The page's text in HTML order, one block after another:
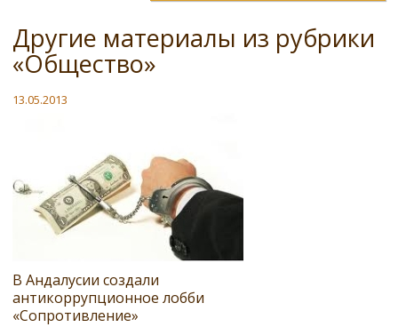
Другие материалы из рубрики
«Общество»
13.05.2013
В Андалусии создали
антикоррупционное лобби
«Сопротивление»